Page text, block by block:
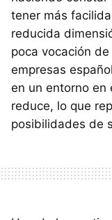
tener más
reducida
poca vocación
empresas
en un entorno en
reduce, lo que
posibilidades de